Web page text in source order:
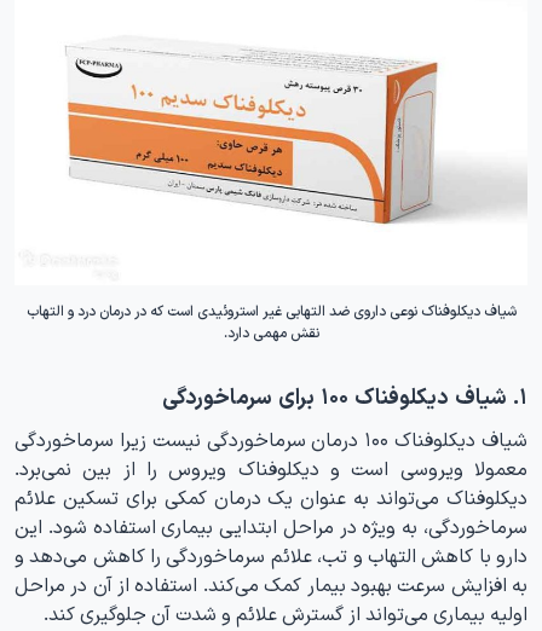
شیاف دیکلوفناک نوعی داروی ضد التهابی غیر استروئیدی است که در درمان درد و التهاب
نقش مهمی دارد.
۱. شیاف دیکلوفناک ۱۰۰ برای سرماخوردگی
شیاف دیکلوفناک ۱۰۰ درمان سرماخوردگی نیست زیرا سرماخوردگی
معمولا ویروسی است و دیکلوفناک ویروس را از بین نمی‌برد.
دیکلوفناک می‌تواند به عنوان یک درمان کمکی برای تسکین علائم
سرماخوردگی، به ویژه در مراحل ابتدایی بیماری استفاده شود. این
دارو با کاهش التهاب و تب، علائم سرماخوردگی را کاهش می‌دهد و
به افزایش سرعت بهبود بیمار کمک می‌کند. استفاده از آن در مراحل
اولیه بیماری می‌تواند از گسترش علائم و شدت آن جلوگیری کند.